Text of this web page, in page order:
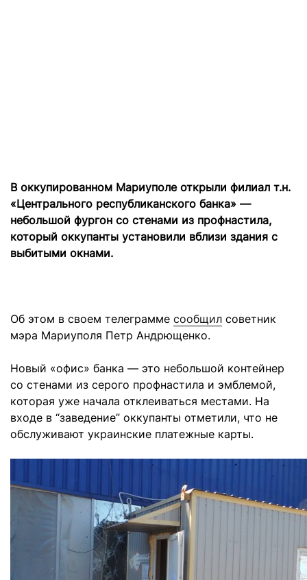
В оккупированном Мариуполе открыли филиал т.н.
«Центрального республиканского банка» —
небольшой фургон со стенами из профнастила,
который оккупанты установили вблизи здания с
выбитыми окнами.
Об этом в своем телеграмме сообщил советник
мэра Мариуполя Петр Андрющенко.
Новый «офис» банка — это небольшой контейнер
со стенами из серого профнастила и эмблемой,
которая уже начала отклеиваться местами. На
входе в “заведение” оккупанты отметили, что не
обслуживают украинские платежные карты.